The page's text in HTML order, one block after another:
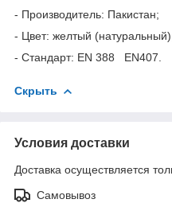
- Производитель: Пакистан;
- Цвет: желтый
- Стандарт: EN 388 EN407.
Скрыть
Условия доставки
Доставка осуществляется
Самовывоз